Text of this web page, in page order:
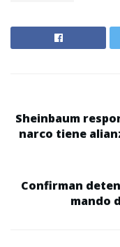
Sheinbaum
narco tiene
Confirman
mando